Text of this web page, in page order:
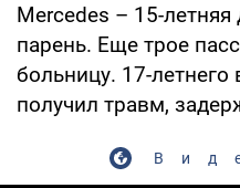
Mercedes – 15-
парень. Еще трое
больницу. 17-
получил травм,